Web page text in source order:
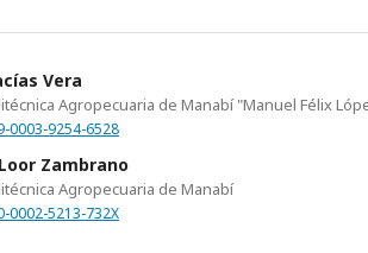
Vera
Agropecuaria de Manabí "Manuel Félix
9254-6528
Zambrano
Agropecuaria de Manabí
5213-732X